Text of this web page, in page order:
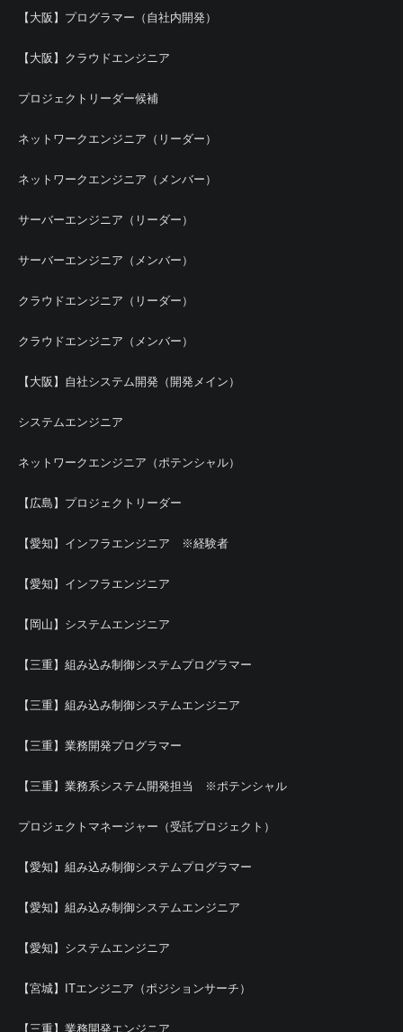
【大阪】プログラマー（自社内開発）
【大阪】クラウドエンジニア
プロジェクトリーダー候補
ネットワークエンジニア（リーダー）
ネットワークエンジニア（メンバー）
サーバーエンジニア（リーダー）
サーバーエンジニア（メンバー）
クラウドエンジニア（リーダー）
クラウドエンジニア（メンバー）
【大阪】自社システム開発（開発メイン）
システムエンジニア
ネットワークエンジニア（ポテンシャル）
【広島】プロジェクトリーダー
【愛知】インフラエンジニア ※経験者
【愛知】インフラエンジニア
【岡山】システムエンジニア
【三重】組み込み制御システムプログラマー
【三重】組み込み制御システムエンジニア
【三重】業務開発プログラマー
【三重】業務系システム開発担当 ※ポテンシャル
プロジェクトマネージャー（受託プロジェクト）
【愛知】組み込み制御システムプログラマー
【愛知】組み込み制御システムエンジニア
【愛知】システムエンジニア
【宮城】ITエンジニア（ポジションサーチ）
【三重】業務開発エンジニア